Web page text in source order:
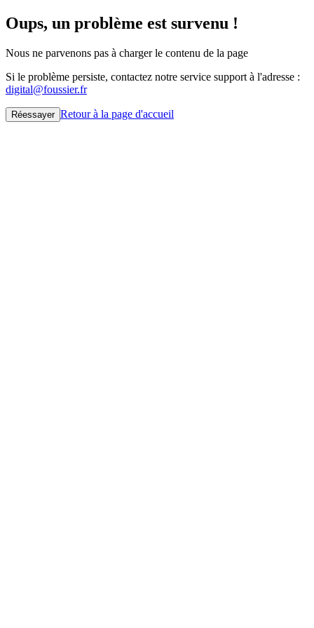
Oups, un problème est survenu !
Nous ne parvenons pas à charger le contenu de la page
Si le problème persiste, contactez notre service support à l'adresse :
digital@foussier.fr
Réessayer Retour à la page d'accueil